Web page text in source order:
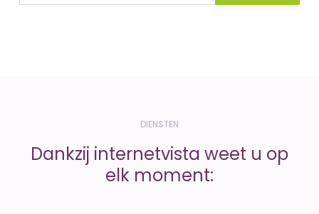
DIENSTEN
Dankzij internetvista weet u op
elk moment: